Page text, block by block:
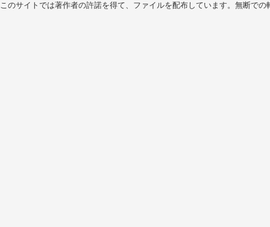
このサイトでは著作者の許諾を得て、ファイルを配布しています。無断での